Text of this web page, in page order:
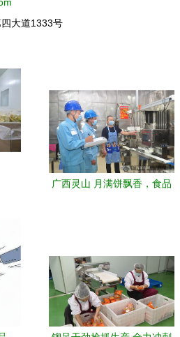
大道1333号
广西灵山 月满饼飘香，食品